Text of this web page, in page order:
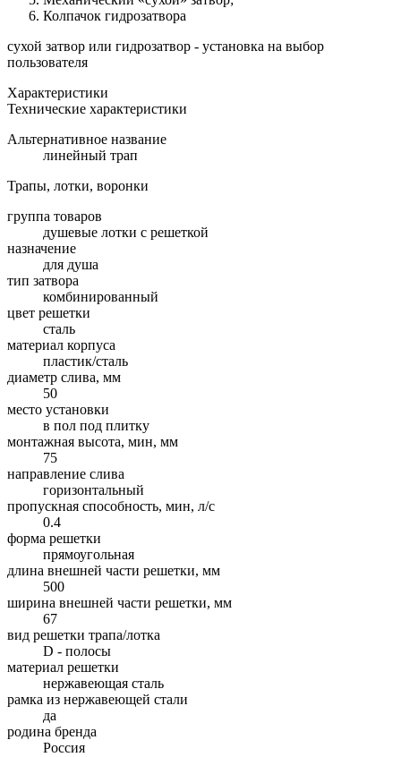
Колпачок гидрозатвора
сухой затвор или гидрозатвор - установка на выбор
пользователя
Характеристики
Технические характеристики
Альтернативное название
линейный трап
Трапы, лотки, воронки
группа товаров
душевые лотки с решеткой
назначение
для душа
тип затвора
комбинированный
цвет решетки
сталь
материал корпуса
пластик/сталь
диаметр слива, мм
50
место установки
в пол под плитку
монтажная высота, мин, мм
75
направление слива
горизонтальный
пропускная способность, мин, л/с
0.4
форма решетки
прямоугольная
длина внешней части решетки, мм
500
ширина внешней части решетки, мм
67
вид решетки трапа/лотка
D - полосы
материал решетки
нержавеющая сталь
рамка из нержавеющей стали
да
родина бренда
Россия